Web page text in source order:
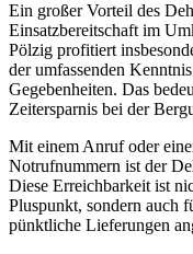
Ein großer Vorteil des
Einsatzbereitschaft im
Pölzig profitiert
der umfassenden
Gegebenheiten. Das
Zeitersparnis bei der
Mit einem Anruf oder
Notrufnummern ist der
Diese Erreichbarkeit ist
Pluspunkt, sondern auch
pünktliche Lieferungen